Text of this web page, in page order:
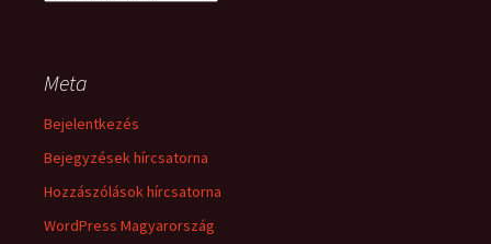
Meta
Bejelentkezés
Bejegyzések hírcsatorna
Hozzászólások hírcsatorna
WordPress Magyarország